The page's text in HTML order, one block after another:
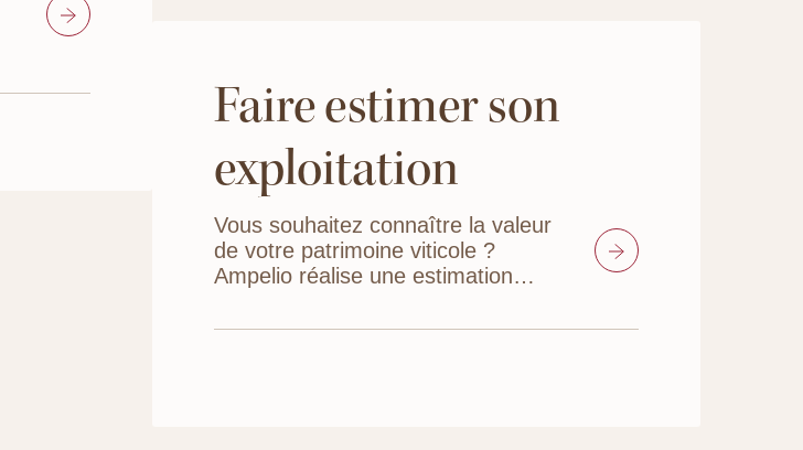
Faire estimer son
exploitation
Vous souhaitez connaître la valeur
de votre patrimoine viticole ?
Ampelio réalise une estimation